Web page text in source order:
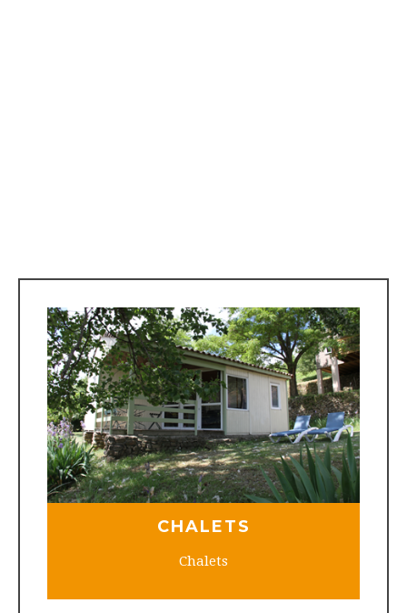
CHALETS
Chalets